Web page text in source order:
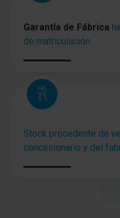
Programa
(Hill-Holder)
Caja de cambios 6-
Euro 6d
Garantía de Fábrica
de matriculación.
Stock procedente de
concesionario y del